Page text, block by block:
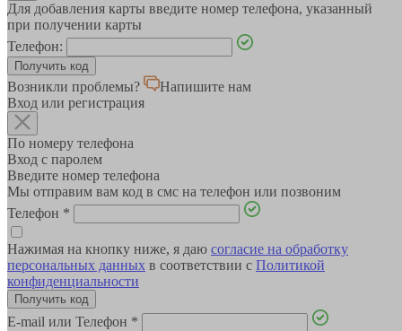
Для добавления карты введите номер телефона, указанный
при получении карты
Телефон:
Возникли проблемы?
Напишите нам
Вход или регистрация
По номеру телефона
Вход с паролем
Введите номер телефона
Мы отправим вам код в смс на телефон или позвоним
Телефон *
Нажимая на кнопку ниже, я даю согласие на обработку
персональных данных в соответствии с Политикой
конфиденциальности
E-mail или Телефон *